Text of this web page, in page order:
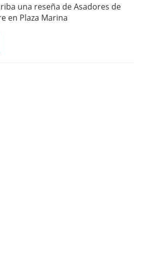
una reseña de Asadores de
en Plaza Marina